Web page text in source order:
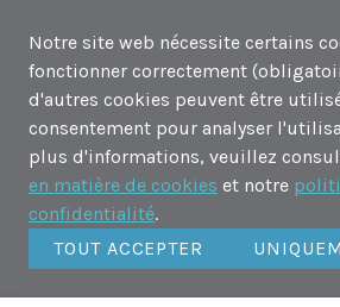
Notre site web nécessite certains
fonctionner correctement
d'autres cookies peuvent être
consentement pour analyser
plus d'informations, veuillez
en matière de cookies et notre
confidentialité.
TOUT ACCEPTER